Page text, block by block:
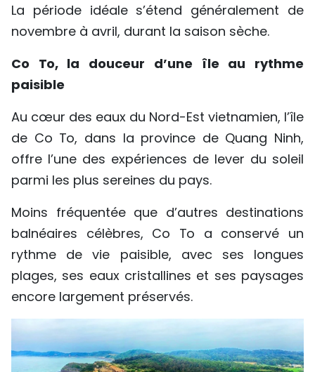
La période idéale s’étend généralement de
novembre à avril, durant la saison sèche.
Co To, la douceur d’une île au rythme
paisible
Au cœur des eaux du Nord-Est vietnamien, l’île
de Co To, dans la province de Quang Ninh,
offre l’une des expériences de lever du soleil
parmi les plus sereines du pays.
Moins fréquentée que d’autres destinations
balnéaires célèbres, Co To a conservé un
rythme de vie paisible, avec ses longues
plages, ses eaux cristallines et ses paysages
encore largement préservés.